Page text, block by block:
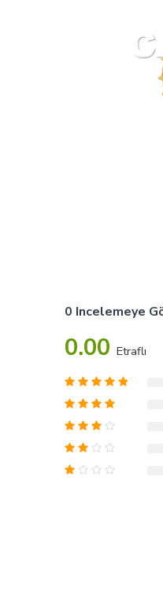
0 Incelemeye
0.00 Etraflı